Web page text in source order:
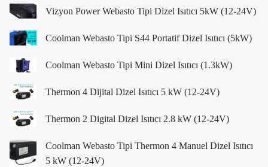
Vizyon Power Webasto Tipi Dizel Isıtıcı 5kW (12-24V)
Coolman Webasto Tipi S44 Portatif Dizel Isıtıcı (5kW)
Coolman Webasto Tipi Mini Dizel Isıtıcı (1.3kW)
Thermon 4 Dijital Dizel Isıtıcı 5 kW (12-24V)
Thermon 2 Digital Dizel Isıtıcı 2.8 kW (12-24V)
Coolman Webasto Tipi Thermon 4 Manuel Dizel Isıtıcı
5 kW (12-24V)